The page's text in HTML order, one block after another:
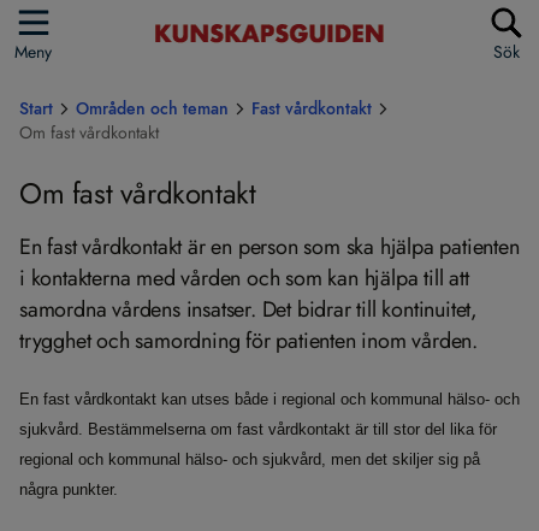
Meny Sök
Start Områden och teman
Fast vårdkontakt
Om fast vårdkontakt
Om fast vårdkontakt
En fast vårdkontakt är en person som ska hjälpa patienten
i kontakterna med vården och som kan hjälpa till att
samordna vårdens insatser. Det bidrar till kontinuitet,
trygghet och samordning för patienten inom vården.
En fast vårdkontakt kan utses både i regional och kommunal hälso- och
sjukvård. Bestämmelserna om fast vårdkontakt är till stor del lika för
regional och kommunal hälso- och sjukvård, men det skiljer sig på
några punkter.